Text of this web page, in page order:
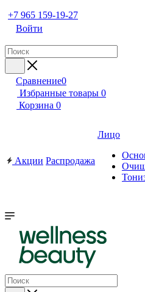
+7 965 159-19-27
Войти
Сравнение0
Избранные товары 0
Корзина 0
Акции Распродажа
Лицо